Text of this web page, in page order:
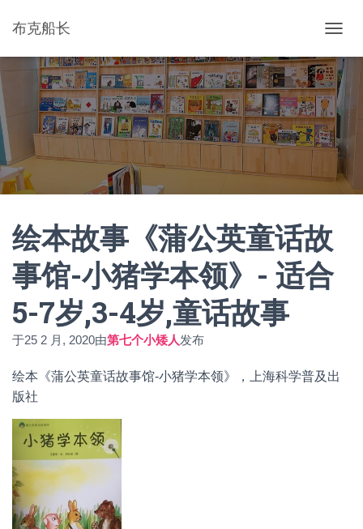
布克船长
换
导
航
绘本故事《蒲公英童话故
事馆-小猪学本领》- 适合
5-7岁,3-4岁,童话故事
于25 2 月, 2020由第七个小矮人发布
绘本《蒲公英童话故事馆-小猪学本领》，上海科学普及出
版社